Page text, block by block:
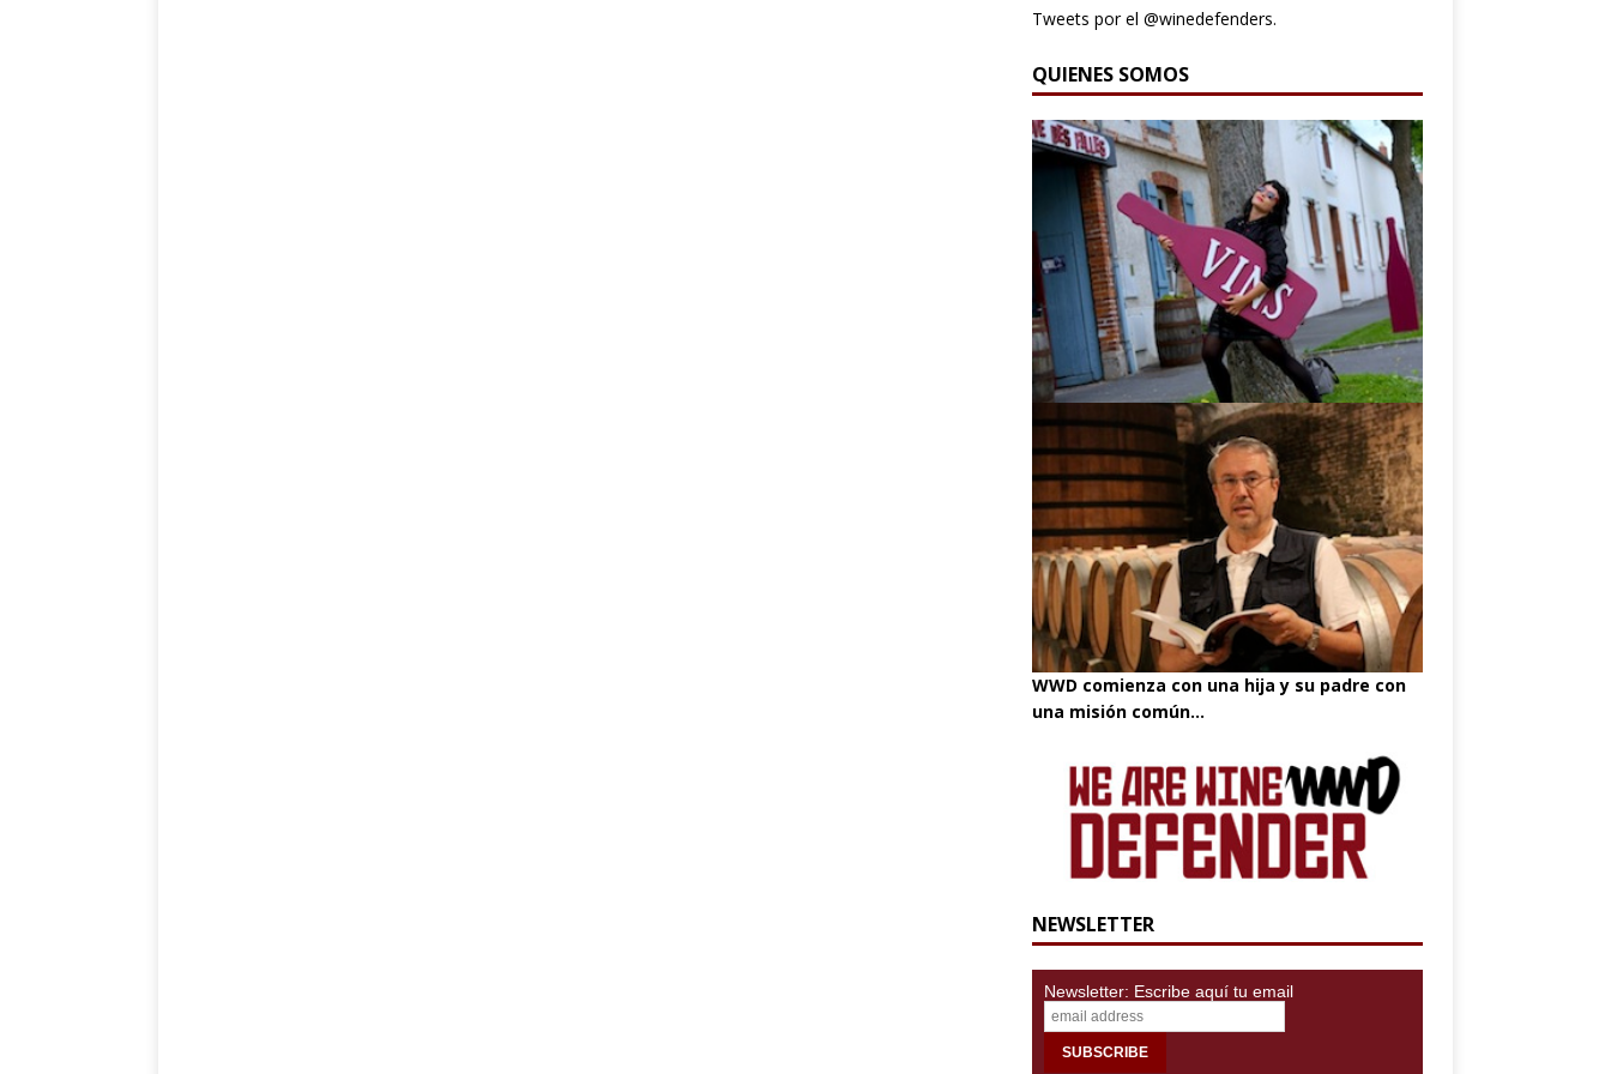
Tweets por el @winedefenders.
QUIENES SOMOS
WWD comienza con una hija y su padre con
una misión común...
NEWSLETTER
Newsletter: Escribe aquí tu email